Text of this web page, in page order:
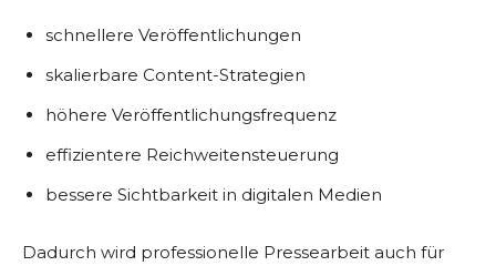
schnellere Veröffentlichungen
skalierbare Content-Strategien
höhere Veröffentlichungsfrequenz
effizientere Reichweitensteuerung
bessere Sichtbarkeit in digitalen Medien
Dadurch wird professionelle Pressearbeit auch für